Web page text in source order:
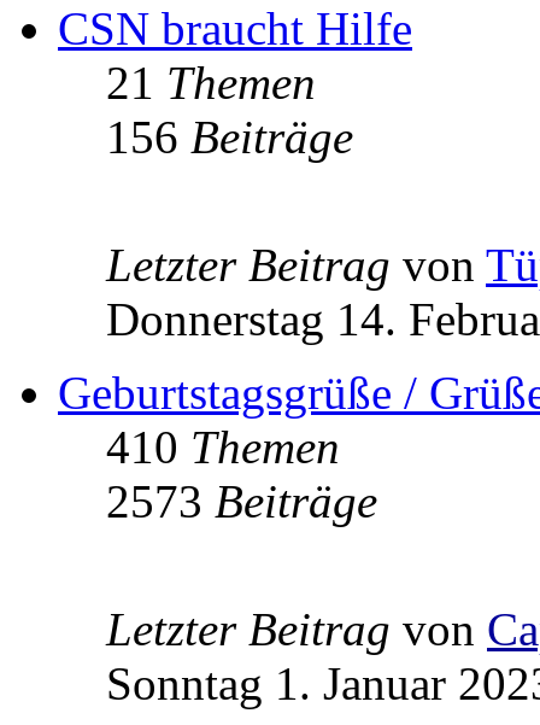
CSN braucht Hilfe
21 Themen
156 Beiträge
Letzter Beitrag von
Donnerstag 14.
Geburtstagsgrüße /
410 Themen
2573 Beiträge
Letzter Beitrag von
Sonntag 1. Januar